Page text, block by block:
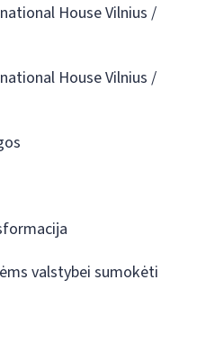
House Vilnius /
House Vilnius /
valstybei sumokėti